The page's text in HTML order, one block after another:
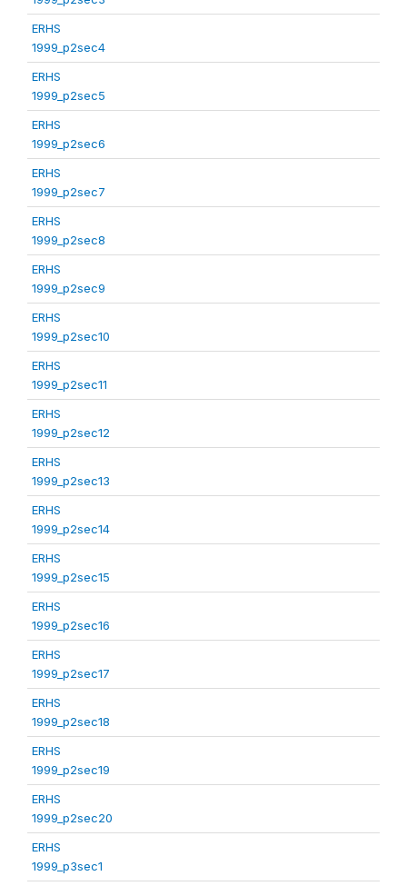
ERHS
1999_p2sec4
ERHS
1999_p2sec5
ERHS
1999_p2sec6
ERHS
1999_p2sec7
ERHS
1999_p2sec8
ERHS
1999_p2sec9
ERHS
1999_p2sec10
ERHS
1999_p2sec11
ERHS
1999_p2sec12
ERHS
1999_p2sec13
ERHS
1999_p2sec14
ERHS
1999_p2sec15
ERHS
1999_p2sec16
ERHS
1999_p2sec17
ERHS
1999_p2sec18
ERHS
1999_p2sec19
ERHS
1999_p2sec20
ERHS
1999_p3sec1